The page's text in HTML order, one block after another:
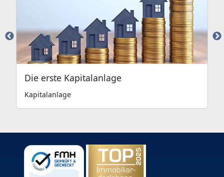
Die erste Kapitalanlage
Kapitalanlage